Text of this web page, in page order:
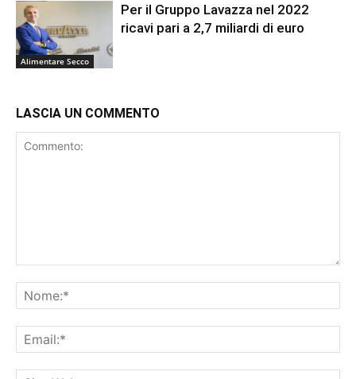
Alimentare Secco
Per il Gruppo Lavazza nel 2022
ricavi pari a 2,7 miliardi di euro
LASCIA UN COMMENTO